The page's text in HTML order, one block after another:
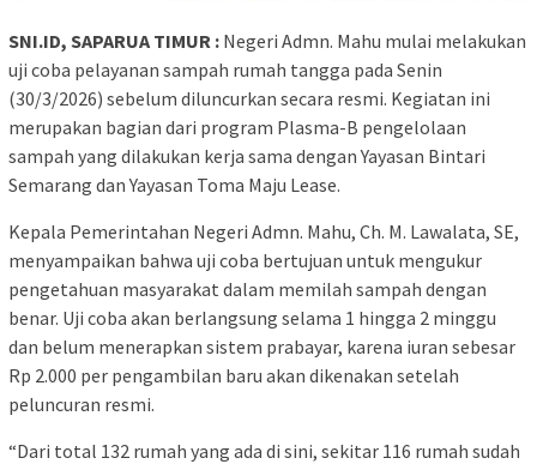
SNI.ID, SAPARUA TIMUR : Negeri Admn. Mahu mulai melakukan
uji coba pelayanan sampah rumah tangga pada Senin
(30/3/2026) sebelum diluncurkan secara resmi. Kegiatan ini
merupakan bagian dari program Plasma-B pengelolaan
sampah yang dilakukan kerja sama dengan Yayasan Bintari
Semarang dan Yayasan Toma Maju Lease.
Kepala Pemerintahan Negeri Admn. Mahu, Ch. M. Lawalata, SE,
menyampaikan bahwa uji coba bertujuan untuk mengukur
pengetahuan masyarakat dalam memilah sampah dengan
benar. Uji coba akan berlangsung selama 1 hingga 2 minggu
dan belum menerapkan sistem prabayar, karena iuran sebesar
Rp 2.000 per pengambilan baru akan dikenakan setelah
peluncuran resmi.
“Dari total 132 rumah yang ada di sini, sekitar 116 rumah sudah